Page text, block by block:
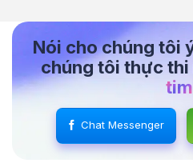
Nói cho chúng tôi
chúng tôi thực thi
tim
Chat Messenger